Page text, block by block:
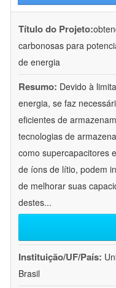
Título do Projeto:
carbonosas para
de energia
Resumo: Devido à
energia, se faz
eficientes de
tecnologias de
como supercapacitores
de íons de lítio, podem
de melhorar suas
destes...
Instituição/UF/País:
Brasil